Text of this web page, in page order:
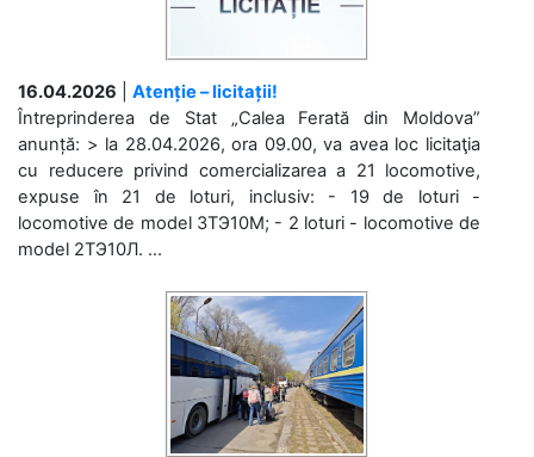
16.04.2026
Atenție – licitații!
Întreprinderea de Stat „Calea Ferată din Moldova”
anunță: > la 28.04.2026, ora 09.00, va avea loc licitaţia
cu reducere privind comercializarea a 21 locomotive,
expuse în 21 de loturi, inclusiv: - 19 de loturi -
locomotive de model 3ТЭ10М; - 2 loturi - locomotive de
model 2ТЭ10Л. ...